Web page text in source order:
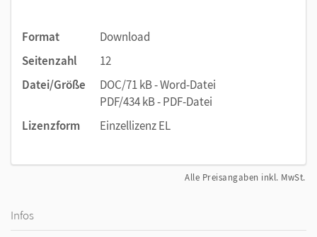
Format
Download
Seitenzahl
12
Datei/Größe
DOC/71 kB - Word-Datei
PDF/434 kB - PDF-Datei
Lizenzform
Einzellizenz EL
Alle Preisangaben inkl. MwSt.
Infos